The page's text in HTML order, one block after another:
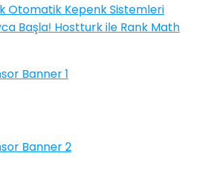
Otomatik Kepenk Sistemleri
Başla! Hostturk ile Rank Math